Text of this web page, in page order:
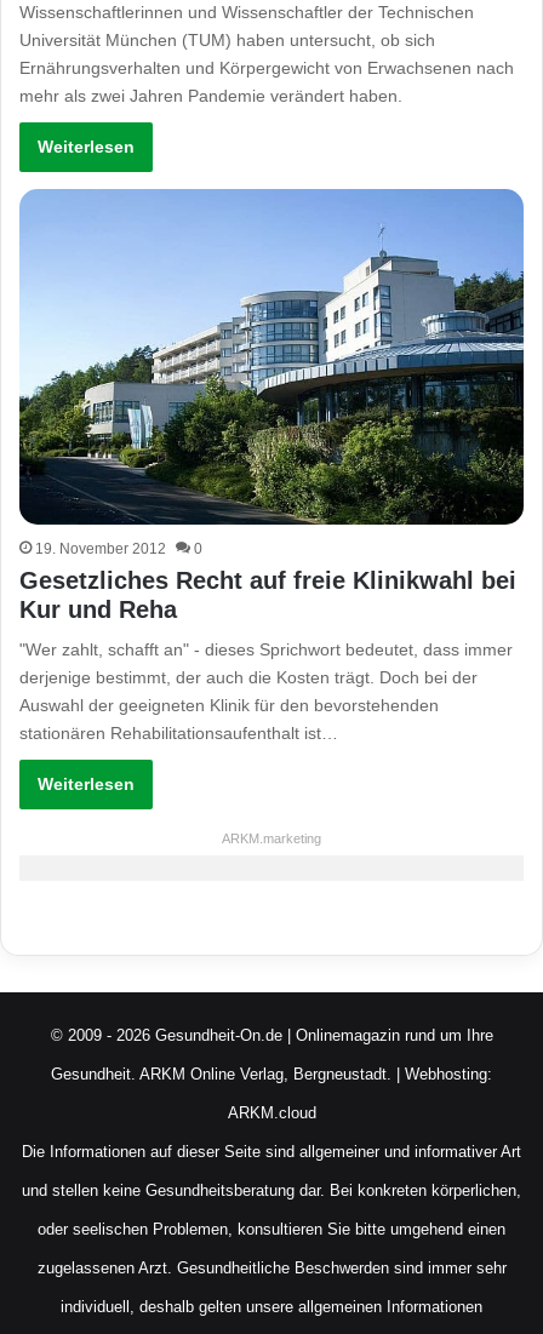
Wissenschaftlerinnen und Wissenschaftler der Technischen
Universität München (TUM) haben untersucht, ob sich
Ernährungsverhalten und Körpergewicht von Erwachsenen nach
mehr als zwei Jahren Pandemie verändert haben.
Weiterlesen
19. November 2012 0
Gesetzliches Recht auf freie Klinikwahl bei
Kur und Reha
"Wer zahlt, schafft an" - dieses Sprichwort bedeutet, dass immer
derjenige bestimmt, der auch die Kosten trägt. Doch bei der
Auswahl der geeigneten Klinik für den bevorstehenden
stationären Rehabilitationsaufenthalt ist…
Weiterlesen
ARKM.marketing
© 2009 - 2026 Gesundheit-On.de | Onlinemagazin rund um Ihre
Gesundheit. ARKM Online Verlag, Bergneustadt. | Webhosting:
ARKM.cloud
Die Informationen auf dieser Seite sind allgemeiner und informativer Art
und stellen keine Gesundheitsberatung dar. Bei konkreten körperlichen,
oder seelischen Problemen, konsultieren Sie bitte umgehend einen
zugelassenen Arzt. Gesundheitliche Beschwerden sind immer sehr
individuell, deshalb gelten unsere allgemeinen Informationen